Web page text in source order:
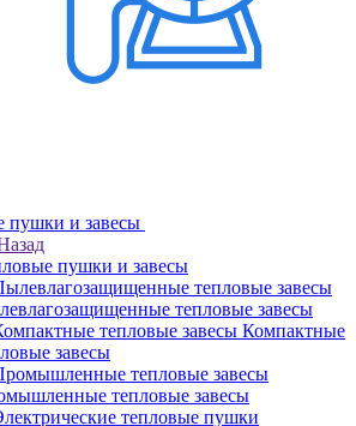
пушки и завесы
пушки и завесы
тепловые завесы
Компактные
завесы
тепловые завесы